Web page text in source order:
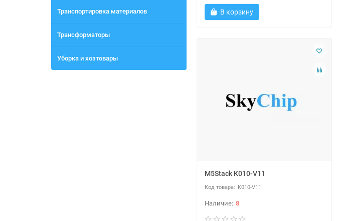
Транспортировка материалов
Трансформаторы
Уборка и хозтовары
В корзину
M5Stack K010-V11
K010-V11
8